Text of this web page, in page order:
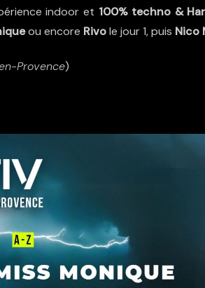
indoor et 100% techno &
ou encore Rivole jour 1, puis Nico
Provence)